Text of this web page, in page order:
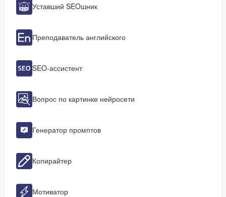
Уставший SEOшник
Преподаватель английского
SEO-ассистент
Вопрос по картинке нейросети
Генератор промптов
Копирайтер
Мотиватор